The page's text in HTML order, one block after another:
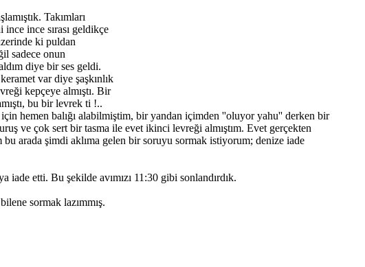
Takımları
ince sırası geldikçe
ki puldan
sadece onun
diye bir ses geldi.
var diye şaşkınlık
kepçeye almıştı. Bir
bu bir levrek ti !..
için hemen balığı alabilmiştim, bir yandan içimden ''oluyor yahu'' derken bir
ve çok sert bir tasma ile evet ikinci levreği almıştım. Evet gerçekten
arada şimdi aklıma gelen bir soruyu sormak istiyorum; denize iade
iade etti. Bu şekilde avımızı 11:30 gibi sonlandırdık.
sormak lazımmış.